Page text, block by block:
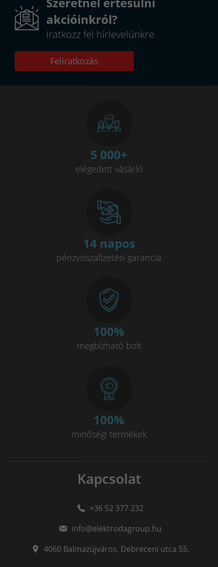
akcióinkról?
Iratkozz fel hírlevelünkre
Feliratkozás
5 000+
elégedett vásárló
14 napos
pénzvisszafizetési garancia
100%
megbízható bolt
100%
minőségi termékek
Kapcsolat
+36 52 377 232
info@elektrodagroup.hu
4060 Balmazújváros, Debreceni utca 55.